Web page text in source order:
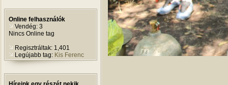
Online felhasználók
Vendég: 3
Nincs Online tag
Regisztráltak: 1,401
Legújabb tag: Kis Ferenc